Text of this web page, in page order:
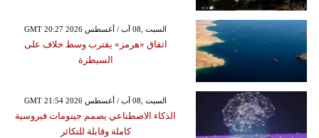
GMT 20:27 2026 السبت ,08 آب / أغسطس
اتفاق «هرمز» يقترب وسط خلاف على
السيطرة
GMT 21:54 2026 السبت ,08 آب / أغسطس
الذكاء الاصطناعي يصمم جينومات فيروسية
كاملة وقابلة للتكاثر